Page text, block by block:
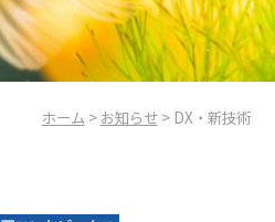
ホーム> お知らせ> DX・新技術